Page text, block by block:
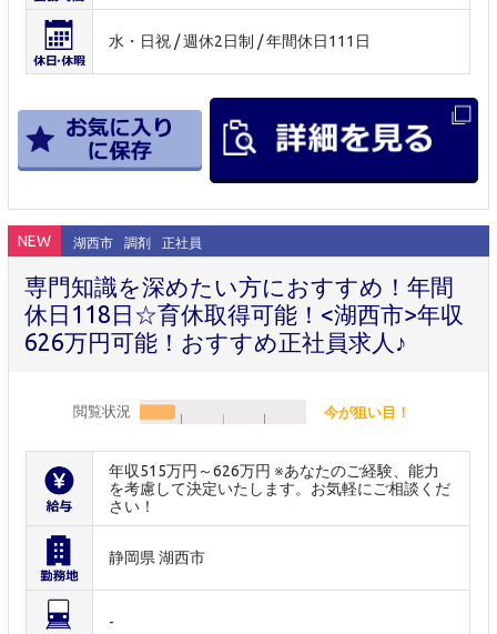
水・日祝 / 週休2日制 / 年間休日111日
NEW 湖西市 調剤 正社員
専門知識を深めたい方におすすめ！年間
休日118日☆育休取得可能！<湖西市>年収
626万円可能！おすすめ正社員求人♪
閲覧状況 今が狙い目！
年収515万円～626万円 ※あなたのご経験、能力
を考慮して決定いたします。お気軽にご相談くだ
さい！
静岡県 湖西市
-